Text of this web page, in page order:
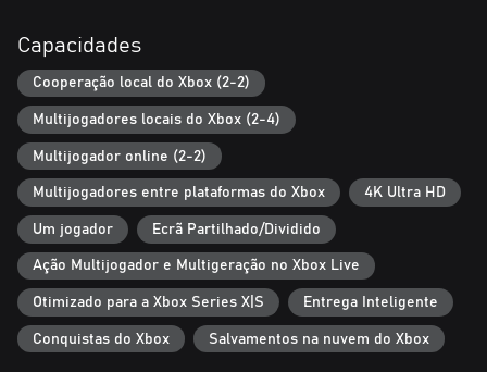
-Gráficos de desenho de alto impacto que dão zoom do espaço
até o rosto do personagem
- TRILHA SONORA DE ANIME DESTRUIDORA, de Giorgiost
Capacidades
Cooperação local do Xbox (2-2)
Multijogadores locais do Xbox (2-4)
Multijogador online (2-2)
Multijogadores entre plataformas do Xbox 4K Ultra HD
Um jogador Ecrã Partilhado/Dividido
Ação Multijogador e Multigeração no Xbox Live
Otimizado para a Xbox Series X|S Entrega Inteligente
Conquistas do Xbox Salvamentos na nuvem do Xbox